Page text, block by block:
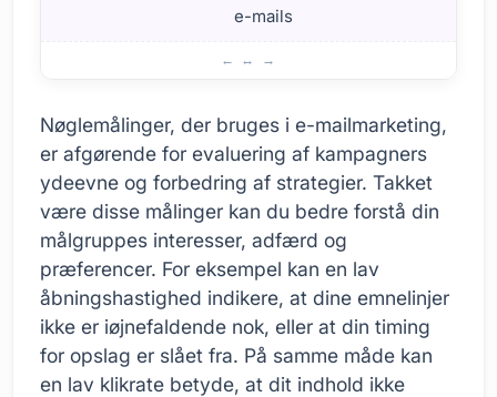
e-mails
Nøglemålinger, der bruges i e-mailmarketing,
er afgørende for evaluering af kampagners
ydeevne og forbedring af strategier. Takket
være disse målinger kan du bedre forstå din
målgruppes interesser, adfærd og
præferencer. For eksempel kan en lav
åbningshastighed indikere, at dine emnelinjer
ikke er iøjnefaldende nok, eller at din timing
for opslag er slået fra. På samme måde kan
en lav klikrate betyde, at dit indhold ikke